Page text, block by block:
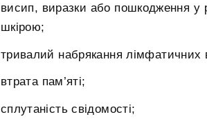
висип, виразки або пошкодження у
шкірою;
тривалий набрякання лімфатичних
втрата пам’яті;
сплутаність свідомості;